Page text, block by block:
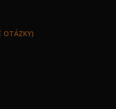
OTÁZKY)